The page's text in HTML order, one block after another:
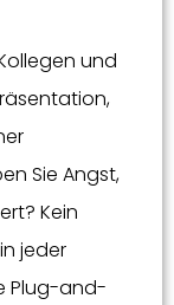
und
Sie Angst,
Kein
jeder
Plug-and-